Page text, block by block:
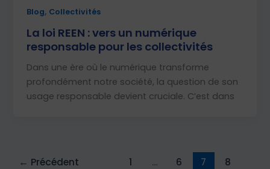
Blog, Collectivités
La loi REEN : vers un numérique
responsable pour les collectivités
Dans une ère où le numérique transforme
profondément notre société, la question de son
usage responsable devient cruciale. C’est dans
← Précédent 1 … 6 7
8